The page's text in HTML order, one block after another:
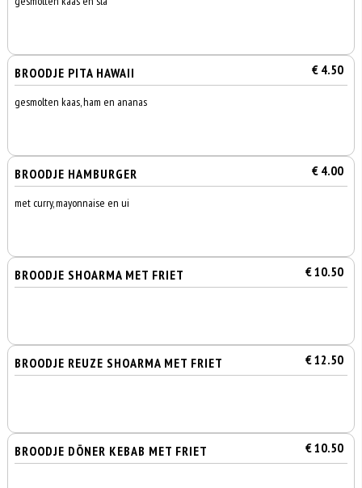
BROODJE PITA HAWAII € 4.50
gesmolten kaas, ham en ananas
BROODJE HAMBURGER € 4.00
met curry, mayonnaise en ui
BROODJE SHOARMA MET FRIET € 10.50
BROODJE REUZE SHOARMA MET FRIET € 12.50
BROODJE DÖNER KEBAB MET FRIET € 10.50